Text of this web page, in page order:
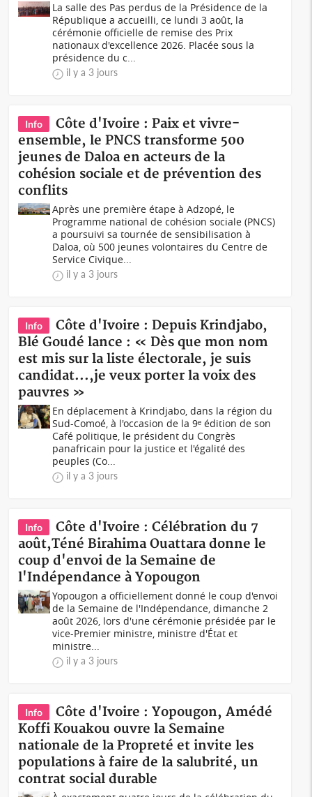
La salle des Pas perdus de la Présidence de la
République a accueilli, ce lundi 3 août, la
cérémonie officielle de remise des Prix
nationaux d'excellence 2026. Placée sous la
présidence du c...
il y a 3 jours
Info
Côte d'Ivoire : Paix et vivre-
ensemble, le PNCS transforme 500
jeunes de Daloa en acteurs de la
cohésion sociale et de prévention des
conflits
Après une première étape à Adzopé, le
Programme national de cohésion sociale (PNCS)
a poursuivi sa tournée de sensibilisation à
Daloa, où 500 jeunes volontaires du Centre de
Service Civique...
il y a 3 jours
Info
Côte d'Ivoire : Depuis Krindjabo,
Blé Goudé lance : « Dès que mon nom
est mis sur la liste électorale, je suis
candidat...,je veux porter la voix des
pauvres »
En déplacement à Krindjabo, dans la région du
Sud-Comoé, à l'occasion de la 9ᵉ édition de son
Café politique, le président du Congrès
panafricain pour la justice et l'égalité des
peuples (Co...
il y a 3 jours
Info
Côte d'Ivoire : Célébration du 7
août,Téné Birahima Ouattara donne le
coup d'envoi de la Semaine de
l'Indépendance à Yopougon
Yopougon a officiellement donné le coup d'envoi
de la Semaine de l'Indépendance, dimanche 2
août 2026, lors d'une cérémonie présidée par le
vice-Premier ministre, ministre d'État et
ministre...
il y a 3 jours
Info
Côte d'Ivoire : Yopougon, Amédé
Koffi Kouakou ouvre la Semaine
nationale de la Propreté et invite les
populations à faire de la salubrité, un
contrat social durable